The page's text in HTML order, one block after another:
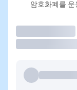
암호화폐를